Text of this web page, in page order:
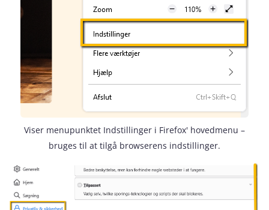
Viser menupunktet Indstillinger i Firefox' hovedmenu –
bruges til at tilgå browserens indstillinger.